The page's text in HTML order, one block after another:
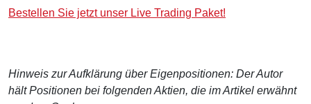
Bestellen Sie jetzt unser Live Trading Paket!
Hinweis zur Aufklärung über Eigenpositionen: Der Autor
hält Positionen bei folgenden Aktien, die im Artikel erwähnt